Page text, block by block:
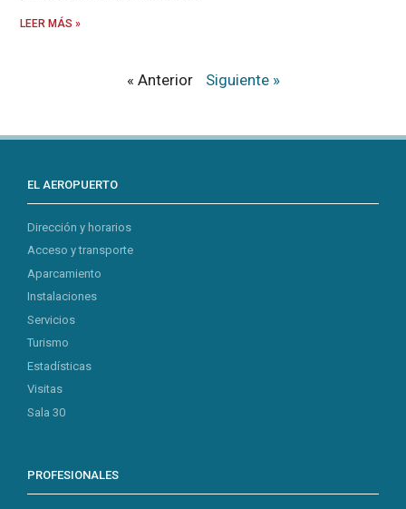
LEER MÁS »
« Anterior Siguiente »
EL AEROPUERTO
Dirección y horarios
Acceso y transporte
Aparcamiento
Instalaciones
Servicios
Turismo
Estadísticas
Visitas
Sala 30
PROFESIONALES